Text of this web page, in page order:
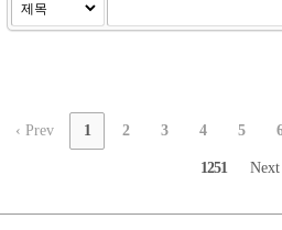
‹ Prev 1 2 3 4 5 6
1251 Next